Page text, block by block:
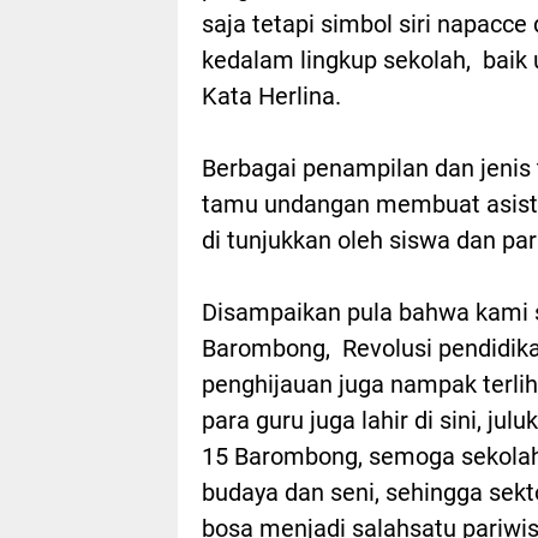
saja tetapi simbol siri napacce
kedalam lingkup sekolah, baik
Kata Herlina.
Berbagai penampilan dan
tamu undangan membuat
di tunjukkan oleh siswa dan
Disampaikan pula bahwa
Barombong, Revolusi
penghijauan juga nampak
para guru juga lahir di sini,
15 Barombong, semoga
budaya dan seni, sehingga
bosa menjadi salahsatu